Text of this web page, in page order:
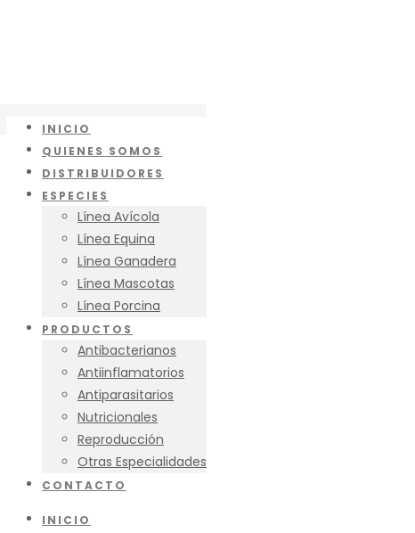
INICIO
QUIENES SOMOS
DISTRIBUIDORES
ESPECIES
Línea Avícola
Línea Equina
Línea Ganadera
Línea Mascotas
Línea Porcina
PRODUCTOS
Antibacterianos
Antiinflamatorios
Antiparasitarios
Nutricionales
Reproducción
Otras Especialidades
CONTACTO
INICIO